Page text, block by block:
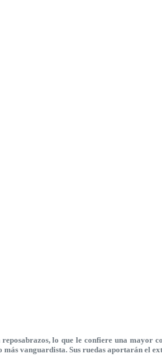
lo que le confiere una mayor
vanguardista. Sus ruedas aportarán el